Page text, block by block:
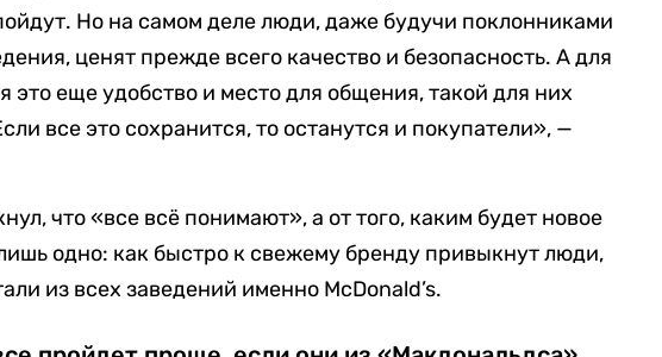
Но на самом деле люди, даже будучи поклонниками
ценят прежде всего качество и безопасность. А для
это еще удобство и место для общения, такой для них
все это сохранится, то останутся и покупатели», —
что «все всё понимают», а от того, каким будет новое
одно: как быстро к свежему бренду привыкнут люди,
из всех заведений именно McDonald’s.